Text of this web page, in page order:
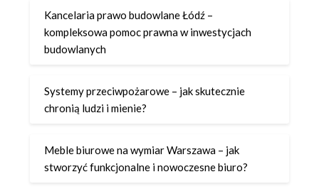
Kancelaria prawo budowlane Łódź –
kompleksowa pomoc prawna w inwestycjach
budowlanych
Systemy przeciwpożarowe – jak skutecznie
chronią ludzi i mienie?
Meble biurowe na wymiar Warszawa – jak
stworzyć funkcjonalne i nowoczesne biuro?